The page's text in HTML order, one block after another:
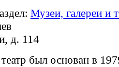
Музеи, галереи и
д. 114
был основан в